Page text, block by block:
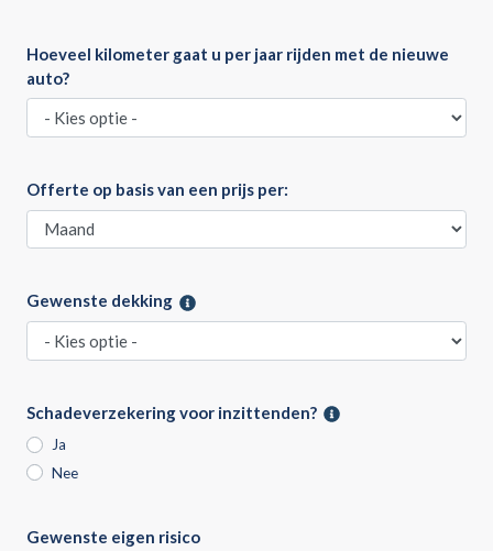
Hoeveel kilometer gaat u per jaar rijden met de nieuwe
auto?
Offerte op basis van een prijs per:
Gewenste dekking
Schadeverzekering voor inzittenden?
Ja
Nee
Gewenste eigen risico